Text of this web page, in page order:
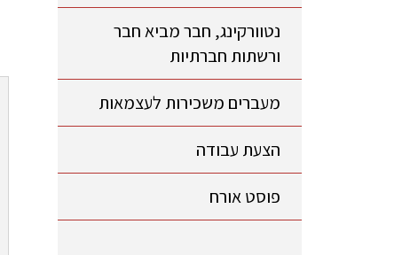
נטוורקינג, חבר מביא חבר
ורשתות חברתיות
מעברים משכירות לעצמאות
הצעת עבודה
פוסט אורח